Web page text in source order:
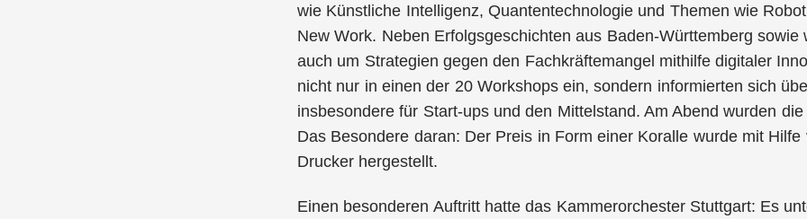
wie Künstliche Intelligenz, Quantentechnologie und Themen wie
New Work. Neben Erfolgsgeschichten aus Baden-Württemberg
auch um Strategien gegen den Fachkräftemangel mithilfe digitaler
nicht nur in einen der 20 Workshops ein, sondern informierten sich
insbesondere für Start-ups und den Mittelstand. Am Abend wurden
Das Besondere daran: Der Preis in Form einer Koralle wurde mit
Drucker hergestellt.
Einen besonderen Auftritt hatte das Kammerorchester Stuttgart: Es